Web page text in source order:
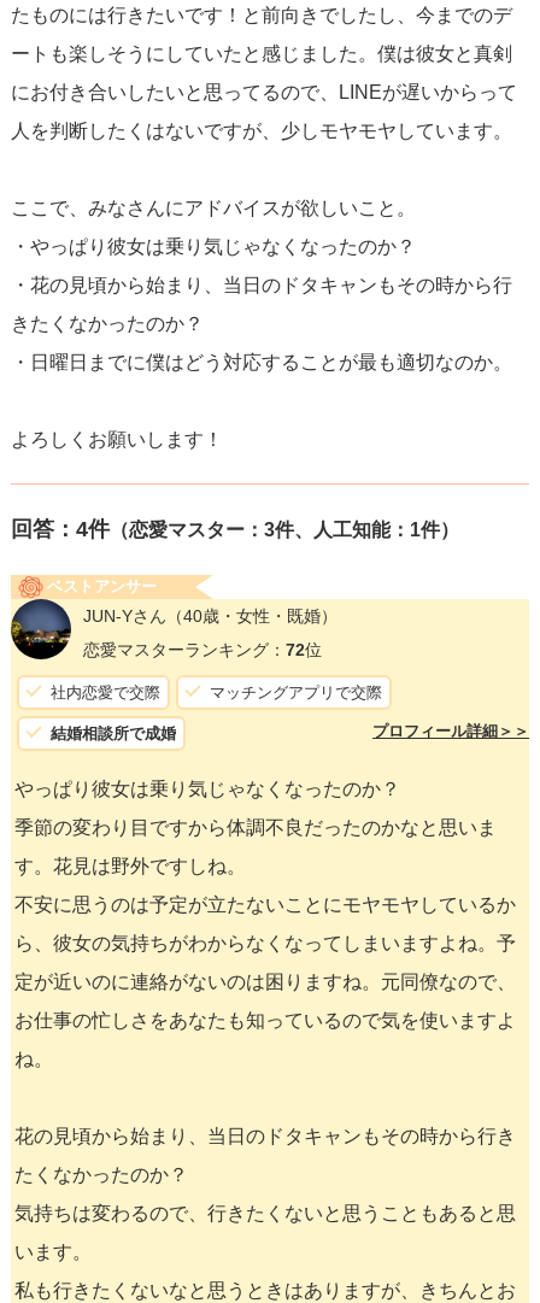
たものには行きたいです！と前向きでしたし、今までのデ
ートも楽しそうにしていたと感じました。僕は彼女と真剣
にお付き合いしたいと思ってるので、LINEが遅いからって
人を判断したくはないですが、少しモヤモヤしています。
ここで、みなさんにアドバイスが欲しいこと。
・やっぱり彼女は乗り気じゃなくなったのか？
・花の見頃から始まり、当日のドタキャンもその時から行
きたくなかったのか？
・日曜日までに僕はどう対応することが最も適切なのか。
よろしくお願いします！
回答： 4件（恋愛マスター：3件、人工知能：1件）
ベストアンサー
JUN-Yさん （40歳・女性・既婚）
恋愛マスターランキング： 72位
社内恋愛で交際 マッチングアプリで交際
結婚相談所で成婚 プロフィール詳細＞＞
やっぱり彼女は乗り気じゃなくなったのか？
季節の変わり目ですから体調不良だったのかなと思いま
す。花見は野外ですしね。
不安に思うのは予定が立たないことにモヤモヤしているか
ら、彼女の気持ちがわからなくなってしまいますよね。予
定が近いのに連絡がないのは困りますね。元同僚なので、
お仕事の忙しさをあなたも知っているので気を使いますよ
ね。
花の見頃から始まり、当日のドタキャンもその時から行き
たくなかったのか？
気持ちは変わるので、行きたくないと思うこともあると思
います。
私も行きたくないなと思うときはありますが、きちんとお